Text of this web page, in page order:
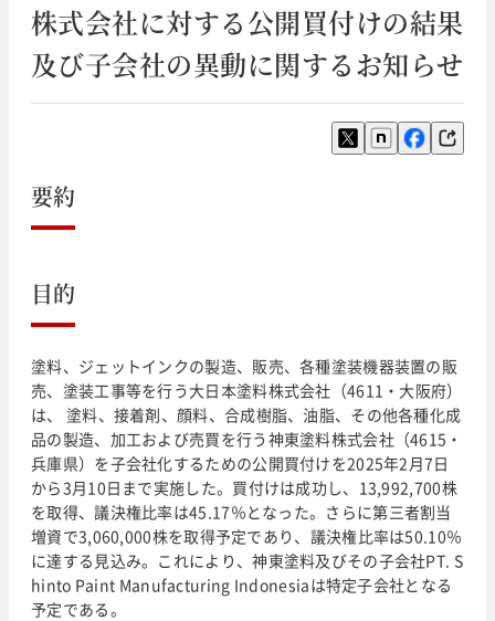
株式会社に対する公開買付けの結果
及び子会社の異動に関するお知らせ
要約
目的
塗料、ジェットインクの製造、販売、各種塗装機器装置の販
売、塗装工事等を行う大日本塗料株式会社（4611・大阪府）
は、 塗料、接着剤、顔料、合成樹脂、油脂、その他各種化成
品の製造、加工および売買を行う神東塗料株式会社（4615・
兵庫県）を子会社化するための公開買付けを2025年2月7日
から3月10日まで実施した。買付けは成功し、13,992,700株
を取得、議決権比率は45.17％となった。さらに第三者割当
増資で3,060,000株を取得予定であり、議決権比率は50.10％
に達する見込み。これにより、神東塗料及びその子会社PT. S
hinto Paint Manufacturing Indonesiaは特定子会社となる
予定である。